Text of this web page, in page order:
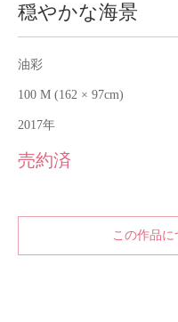
Purchase assessment
穏やかな海景
油彩
100 M (162 × 97cm)
2017年
売約済
この作品